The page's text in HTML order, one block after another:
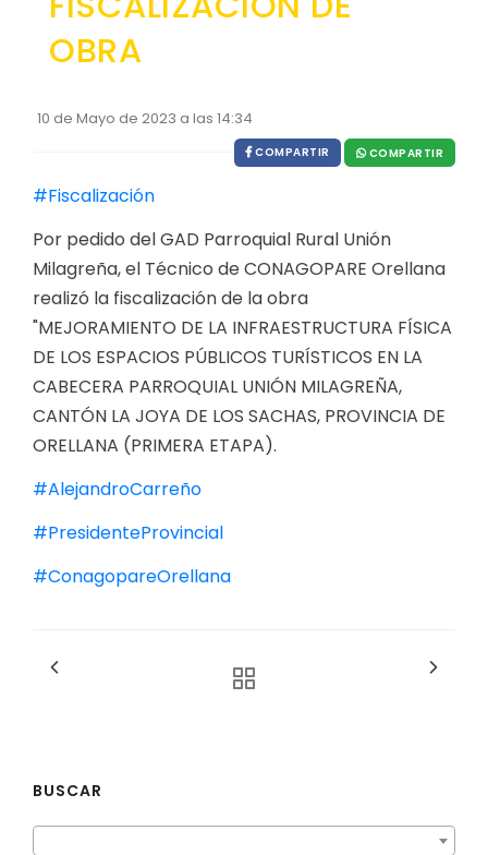
Procesos de contratación
Registro oficiales de creación parroquiales
OBRA
10 de Mayo de 2023 a las 14:34
COMPARTIR COMPARTIR
#Fiscalización
Por pedido del GAD Parroquial Rural Unión
Milagreña, el Técnico de CONAGOPARE Orellana
realizó la fiscalización de la obra
"MEJORAMIENTO DE LA INFRAESTRUCTURA FÍSICA
DE LOS ESPACIOS PÚBLICOS TURÍSTICOS EN LA
CABECERA PARROQUIAL UNIÓN MILAGREÑA,
CANTÓN LA JOYA DE LOS SACHAS, PROVINCIA DE
ORELLANA (PRIMERA ETAPA).
#AlejandroCarreño
#PresidenteProvincial
#ConagopareOrellana
BUSCAR